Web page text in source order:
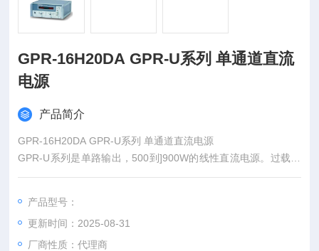
GPR-16H20DA GPR-U系列 单通道直流
电源
产品简介
GPR-16H20DA GPR-U系列 单通道直流电源
GPR-U系列是单路输出，500到]900W的线性直流电源。过载和
极性反向保护以及标准的过电压、过电流和过温度保护，可以使
低于1mVrms的涟波和噪声。客户可根据需要订做0-1000V，0.5-
50A，容量不超过1kVA的机型。
产品型号：
更新时间：2025-08-31
厂商性质：代理商